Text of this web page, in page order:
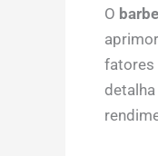
O
fatores